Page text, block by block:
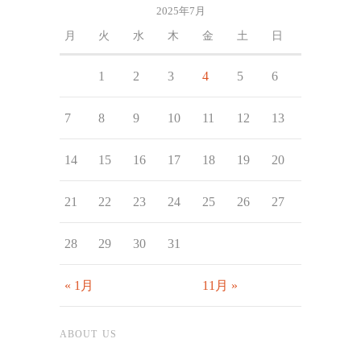
2025年7月
月 火 水 木 金 土 日
« 1月 11月 »
1 2 3 4 5 6
7 8 9 10 11 12 13
14 15 16 17 18 19 20
21 22 23 24 25 26 27
28 29 30 31
ABOUT US